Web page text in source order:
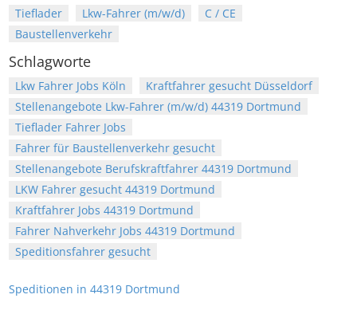
Tieflader Lkw-Fahrer (m/w/d)
C / CE
Baustellenverkehr
Schlagworte
Lkw Fahrer Jobs Köln
Kraftfahrer gesucht Düsseldorf
Stellenangebote Lkw-Fahrer (m/w/d) 44319 Dortmund
Tieflader Fahrer Jobs
Fahrer für Baustellenverkehr gesucht
Stellenangebote Berufskraftfahrer 44319 Dortmund
LKW Fahrer gesucht 44319 Dortmund
Kraftfahrer Jobs 44319 Dortmund
Fahrer Nahverkehr Jobs 44319 Dortmund
Speditionsfahrer gesucht
Speditionen in 44319 Dortmund